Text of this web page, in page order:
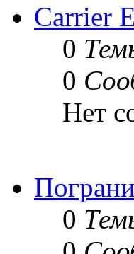
Carrier
0
0
Нет
0